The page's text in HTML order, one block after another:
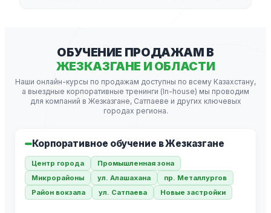
ОБУЧЕНИЕ ПРОДАЖАМ В
ЖЕЗКАЗГАНЕ И ОБЛАСТИ
Наши онлайн-курсы по продажам доступны по всему Казахстану,
а выездные корпоративные тренинги (In-house) мы проводим
для компаний в Жезказгане, Сатпаеве и других ключевых
городах региона.
Корпоративное обучение в Жезказгане
Центр города
Промышленная зона
Микрорайоны
ул. Алашахана
пр. Металлургов
Район вокзала
ул. Сатпаева Новые застройки